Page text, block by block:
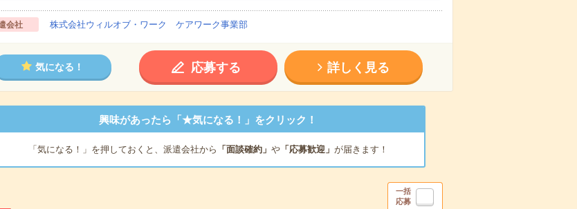
会社 株式会社ウィルオブ・ワーク ケアワーク事業部
気になる！ 応募する 詳しく見る
興味があったら「★気になる！」をクリック！
「気になる！」を押しておくと、派遣会社から 「面談確約」 や「応募歓迎」 が届きます！
一括
応募